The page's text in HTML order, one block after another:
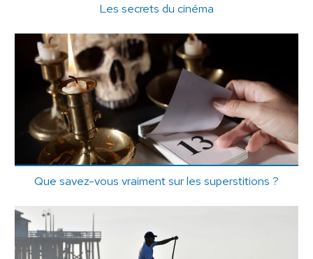
Les secrets du cinéma
Que savez-vous vraiment sur les superstitions ?